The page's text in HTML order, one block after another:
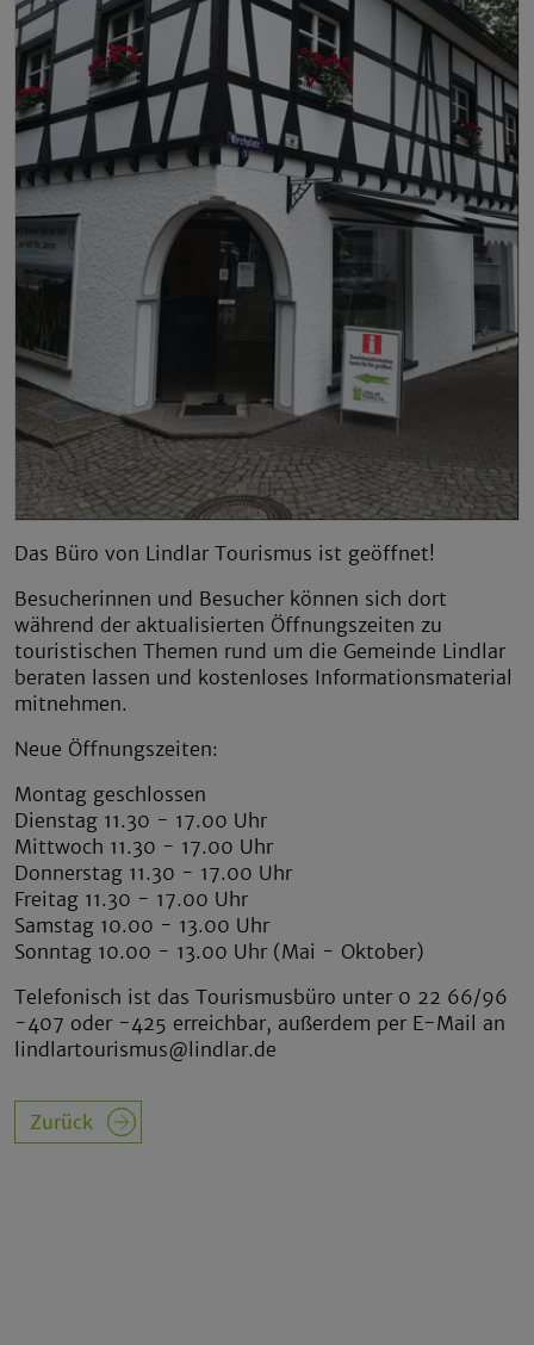
Das Büro von Lindlar Tourismus ist geöffnet!
Besucherinnen und Besucher können sich dort
während der aktualisierten Öffnungszeiten zu
touristischen Themen rund um die Gemeinde Lindlar
beraten lassen und kostenloses Informationsmaterial
mitnehmen.
Neue Öffnungszeiten:
Montag geschlossen
Dienstag 11.30 - 17.00 Uhr
Mittwoch 11.30 - 17.00 Uhr
Donnerstag 11.30 - 17.00 Uhr
Freitag 11.30 - 17.00 Uhr
Samstag 10.00 - 13.00 Uhr
Sonntag 10.00 - 13.00 Uhr (Mai - Oktober)
Telefonisch ist das Tourismusbüro unter 0 22 66/96
-407 oder -425 erreichbar, außerdem per E-Mail an
lindlartourismus@lindlar.de
Zurück